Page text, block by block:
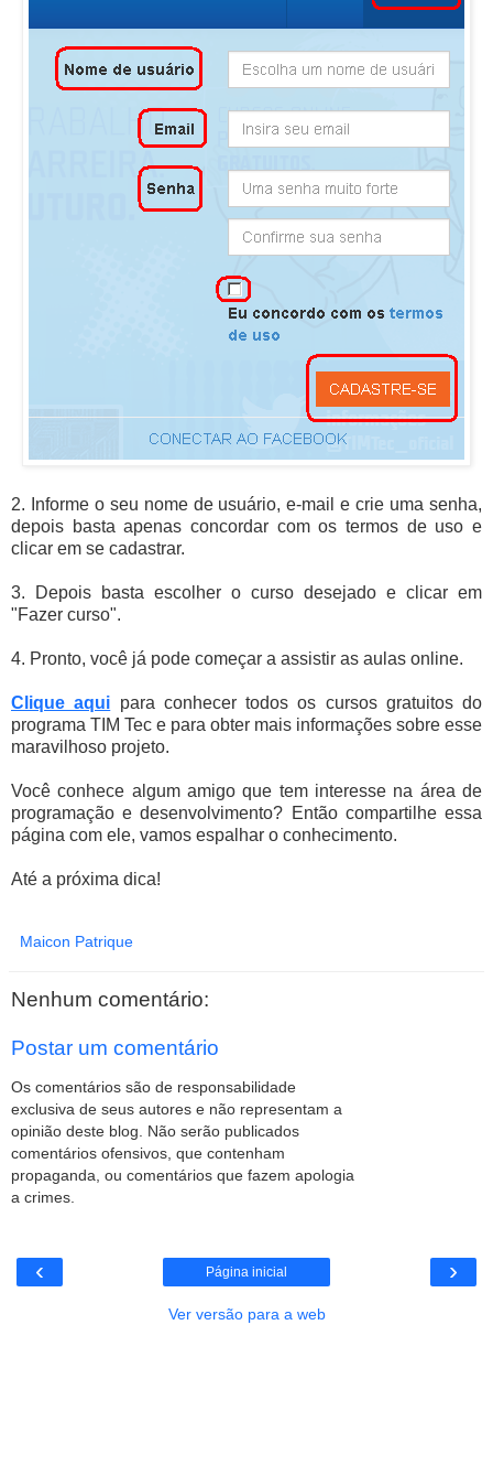
2. Informe o seu nome de usuário, e-mail e crie uma senha,
depois basta apenas concordar com os termos de uso e
clicar em se cadastrar.
3. Depois basta escolher o curso desejado e clicar em
"Fazer curso".
4. Pronto, você já pode começar a assistir as aulas online.
Clique aqui para conhecer todos os cursos gratuitos do
programa TIM Tec e para obter mais informações sobre esse
maravilhoso projeto.
Você conhece algum amigo que tem interesse na área de
programação e desenvolvimento? Então compartilhe essa
página com ele, vamos espalhar o conhecimento.
Até a próxima dica!
Maicon Patrique
Nenhum comentário:
Postar um comentário
Os comentários são de responsabilidade
exclusiva de seus autores e não representam a
opinião deste blog. Não serão publicados
comentários ofensivos, que contenham
propaganda, ou comentários que fazem apologia
a crimes.
‹ ›
Página inicial
Ver versão para a web